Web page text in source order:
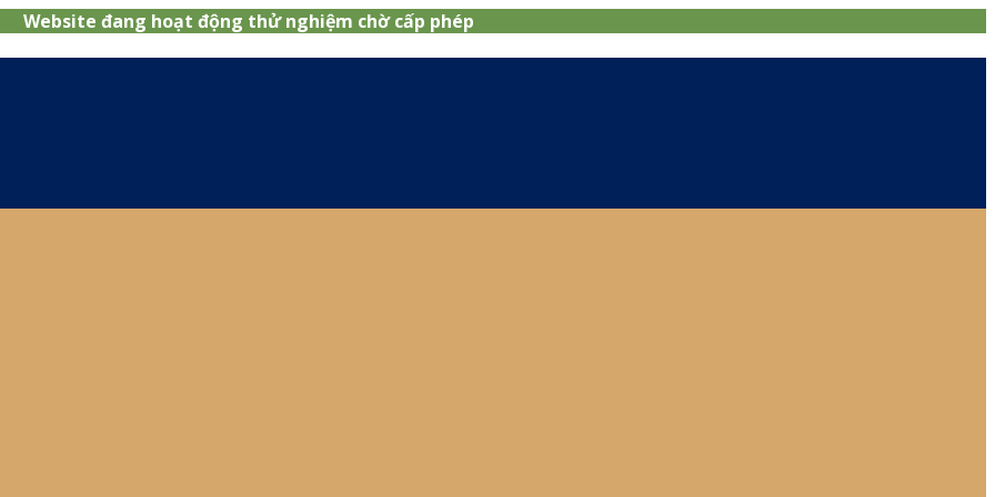
Website đang hoạt động thử nghiệm chờ cấp phép